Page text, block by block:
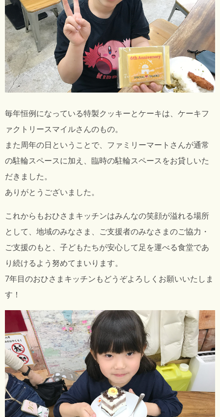
毎年恒例になっている特製クッキーとケーキは、 ケーキフ
ァクトリースマイルさんのもの。
また周年の日ということで、ファミリーマートさんが通常
の駐輪スペースに加え、臨時の駐輪スペースをお貸しいた
だきました。
ありがとうございました。
これからもおひさまキッチンはみんなの笑顔が溢れる場所
として、地域のみなさま、ご支援者のみなさまのご協力・
ご支援のもと、子どもたちが安心して足を運べる食堂であ
り続けるよう努めてまいります。
7年目のおひさまキッチンもどうぞよろしくお願いいたしま
す！